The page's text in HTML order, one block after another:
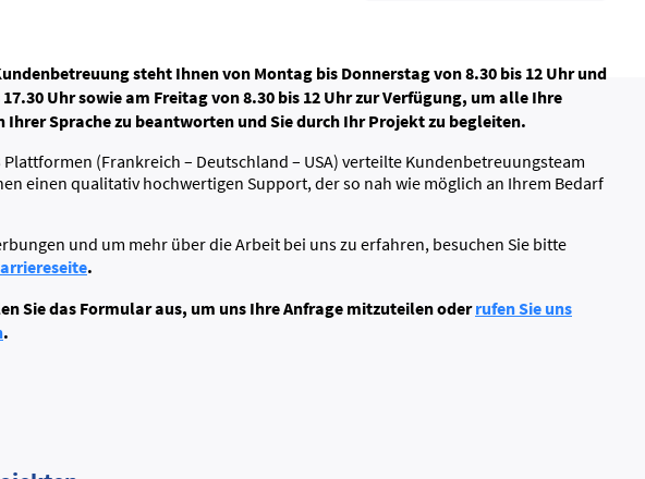
steht Ihnen von Montag bis Donnerstag von 8.30 bis 12 Uhr und
17.30 Uhr sowie am Freitag von 8.30 bis 12 Uhr zur Verfügung, um alle Ihre
Ihrer Sprache zu beantworten und Sie durch Ihr Projekt zu begleiten.
Plattformen (Frankreich – Deutschland – USA) verteilte Kundenbetreuungsteam
einen qualitativ hochwertigen Support, der so nah wie möglich an Ihrem Bedarf
und um mehr über die Arbeit bei uns zu erfahren, besuchen Sie bitte
.
Sie das Formular aus, um uns Ihre Anfrage mitzuteilen oderrufen Sie uns
.